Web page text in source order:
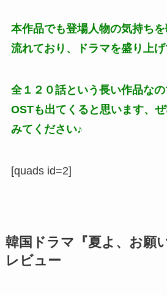
本作品でも登場人物の気持ち
流れており、ドラマを盛り上げ
全１２０話という長い作品な
OSTも出てくると思います、
みてください♪
[quads id=2]
韓国ドラマ『夏よ、お願
レビュー